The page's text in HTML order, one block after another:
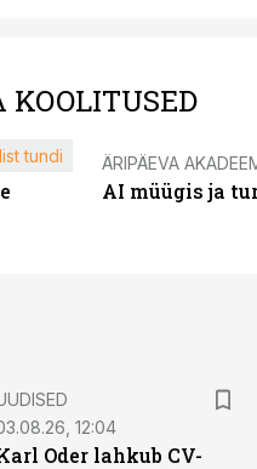
KOOLITUSED
tundi ÄRIPÄEVA
AI müügis ja
12:04
Oder lahkub CV-